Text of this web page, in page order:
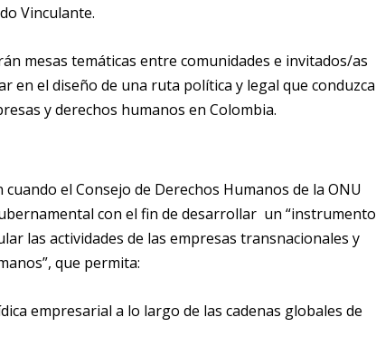
Vinculante.
mesas temáticas entre comunidades e invitados/as
en el diseño de una ruta política y legal que conduzca
y derechos humanos en Colombia.
el Consejo de Derechos Humanos de la ONU
con el fin de desarrollar un “instrumento
las actividades de las empresas transnacionales y
que permita:
empresarial a lo largo de las cadenas globales de